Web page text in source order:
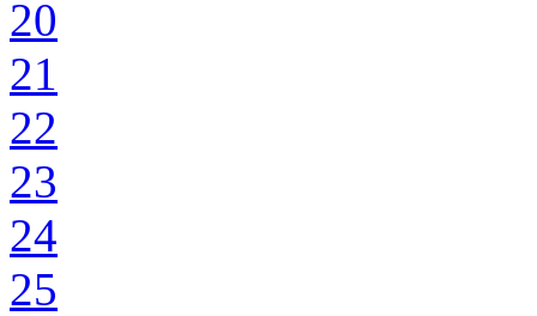
20
21
22
23
24
25